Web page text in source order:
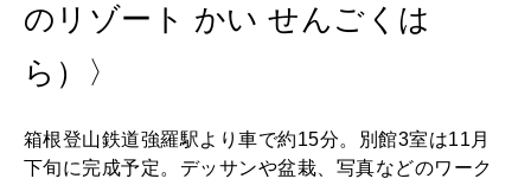
のリゾート かい せんごくは
ら）〉
箱根登山鉄道強羅駅より車で約15分。別館3室は11月
下旬に完成予定。デッサンや盆栽、写真などのワーク